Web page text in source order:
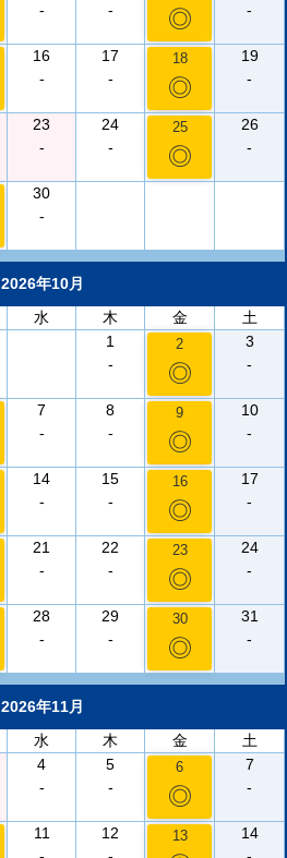
-
-
◎
-
16
-
17
-
18
◎
19
-
23
-
24
-
25
◎
26
-
30
-
2026年10月
水 木 金
土
1
-
2
◎
3
-
7
-
8
-
9
◎
10
-
14
-
15
-
16
◎
17
-
21
-
22
-
23
◎
24
-
28
-
29
-
30
◎
31
-
2026年11月
水 木 金
土
4
-
5
-
6
◎
7
-
11
12
13
14